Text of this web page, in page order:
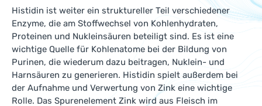
Histidin ist weiter ein struktureller Teil verschiedener
Enzyme, die am Stoffwechsel von Kohlenhydraten,
Proteinen und Nukleinsäuren beteiligt sind. Es ist eine
wichtige Quelle für Kohlenatome bei der Bildung von
Purinen, die wiederum dazu beitragen, Nuklein- und
Harnsäuren zu generieren. Histidin spielt außerdem bei
der Aufnahme und Verwertung von Zink eine wichtige
Rolle. Das Spurenelement Zink wird aus Fleisch im